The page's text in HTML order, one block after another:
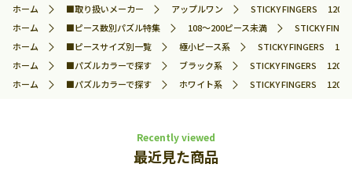
ホーム
■取り扱いメーカー アップルワン
STICKY FINGERS 120
ホーム
■ピース数別パズル特集 108～200ピース未満
STICKY
ホーム
■ピースサイズ別一覧 極小ピース系
STICKY FINGERS
ホーム
■パズルカラーで探す ブラック系
STICKY FINGERS 120
ホーム
■パズルカラーで探す ホワイト系 STICKY FINGERS 120
Recently viewed
最近見た商品